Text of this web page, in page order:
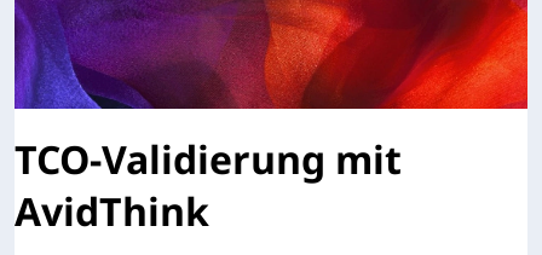
TCO-Validierung mit
AvidThink